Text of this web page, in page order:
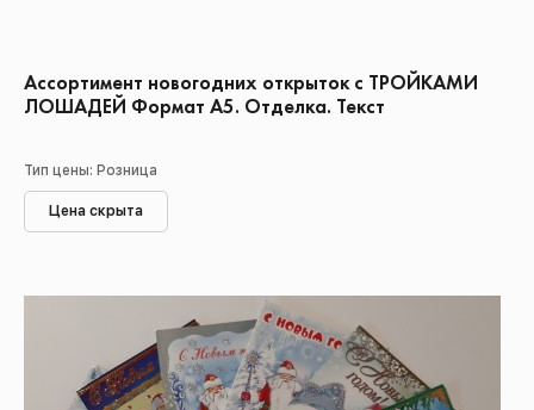
Ассортимент новогодних открыток с ТРОЙКАМИ
ЛОШАДЕЙ Формат А5. Отделка. Текст
Тип цены: Розница
Цена скрыта